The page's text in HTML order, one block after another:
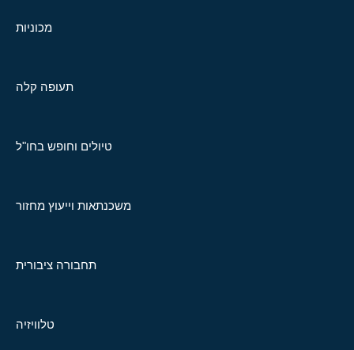
מכוניות
תעופה קלה
טיולים וחופש בחו"ל
משכנתאות וייעוץ מחזור
תחבורה ציבורית
טלוויזיה